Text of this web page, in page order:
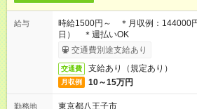
給与
時給1500円～ ＊月収例：144000
日） ＊週払いOK
交通費別途支給あり
交通費 支給あり（規定あり）
月収例 10～15万円
勤務地
東京都八王子市